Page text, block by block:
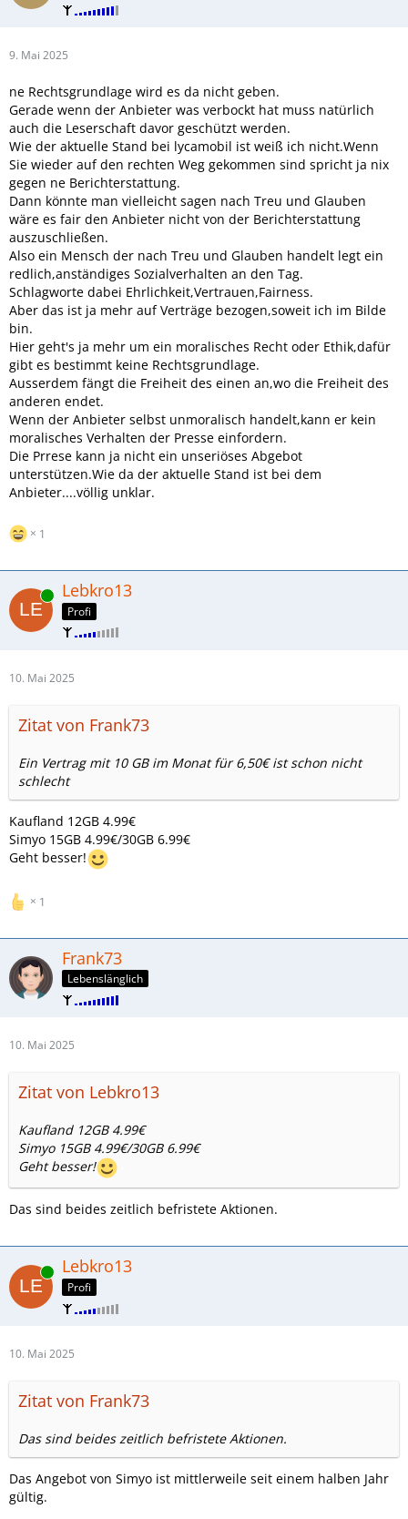
9. Mai 2025
ne Rechtsgrundlage wird es da nicht geben.
Gerade wenn der Anbieter was verbockt hat muss natürlich
auch die Leserschaft davor geschützt werden.
Wie der aktuelle Stand bei lycamobil ist weiß ich nicht.Wenn
Sie wieder auf den rechten Weg gekommen sind spricht ja nix
gegen ne Berichterstattung.
Dann könnte man vielleicht sagen nach Treu und Glauben
wäre es fair den Anbieter nicht von der Berichterstattung
auszuschließen.
Also ein Mensch der nach Treu und Glauben handelt legt ein
redlich,anständiges Sozialverhalten an den Tag.
Schlagworte dabei Ehrlichkeit,Vertrauen,Fairness.
Aber das ist ja mehr auf Verträge bezogen,soweit ich im Bilde
bin.
Hier geht's ja mehr um ein moralisches Recht oder Ethik,dafür
gibt es bestimmt keine Rechtsgrundlage.
Ausserdem fängt die Freiheit des einen an,wo die Freiheit des
anderen endet.
Wenn der Anbieter selbst unmoralisch handelt,kann er kein
moralisches Verhalten der Presse einfordern.
Die Prrese kann ja nicht ein unseriöses Abgebot
unterstützen.Wie da der aktuelle Stand ist bei dem
Anbieter....völlig unklar.
1
Online Lebkro13
Profi
10. Mai 2025
Zitat von Frank73
Ein Vertrag mit 10 GB im Monat für 6,50€ ist schon nicht
schlecht
Kaufland 12GB 4.99€
Simyo 15GB 4.99€/30GB 6.99€
Geht besser!
1
Frank73
Lebenslänglich
10. Mai 2025
Zitat von Lebkro13
Kaufland 12GB 4.99€
Simyo 15GB 4.99€/30GB 6.99€
Geht besser!
Das sind beides zeitlich befristete Aktionen.
Online Lebkro13
Profi
10. Mai 2025
Zitat von Frank73
Das sind beides zeitlich befristete Aktionen.
Das Angebot von Simyo ist mittlerweile seit einem halben Jahr
gültig.